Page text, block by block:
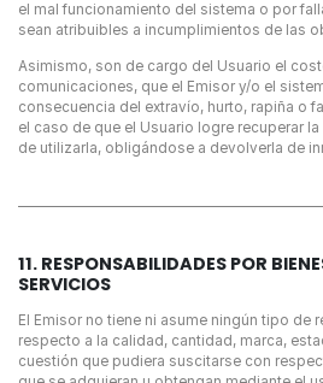
×
Consultá
tu
el mal funcionamiento del sistema o por
sean atribuibles a incumplimientos de las
Asimismo, son de cargo del Usuario el
comunicaciones, que el Emisor y/o el
consecuencia del extravío, hurto, rapiña o
el caso de que el Usuario logre recuperar
de utilizarla, obligándose a devolverla de
11. RESPONSABILIDADES POR
SERVICIOS
El Emisor no tiene ni asume ningún tipo de
respecto a la calidad, cantidad, marca,
cuestión que pudiera suscitarse con